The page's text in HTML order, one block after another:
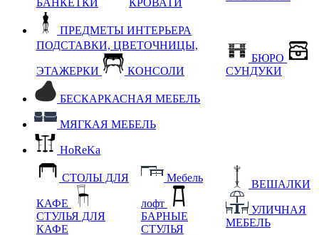
БАНКЕТКИ
КРОВАТИ
ПРЕДМЕТЫ ИНТЕРЬЕРА
ПОДСТАВКИ, ЦВЕТОЧНИЦЫ,
ЭТАЖЕРКИ КОНСОЛИ
БЮРО
СУНДУКИ
БЕСКАРКАСНАЯ МЕБЕЛЬ
МЯГКАЯ МЕБЕЛЬ
HoReKa
СТОЛЫ ДЛЯ
КАФЕ
СТУЛЬЯ ДЛЯ
КАФЕ
Мебель
лофт
БАРНЫЕ
СТУЛЬЯ
ВЕШАЛКИ
УЛИЧНАЯ
МЕБЕЛЬ